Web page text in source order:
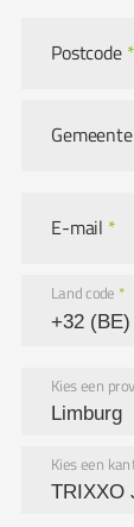
Postcode *
Gemeente
E-mail *
Land code *
Kies een
Kies een